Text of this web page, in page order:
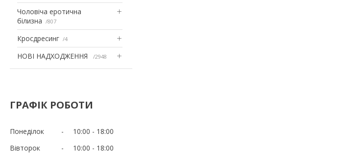
Чоловіча еротична
білизна
807
Кросдресинг 4
НОВІ НАДХОДЖЕННЯ 2948
ГРАФІК РОБОТИ
Понеділок 10:00
18:00
Вівторок
10:00
18:00